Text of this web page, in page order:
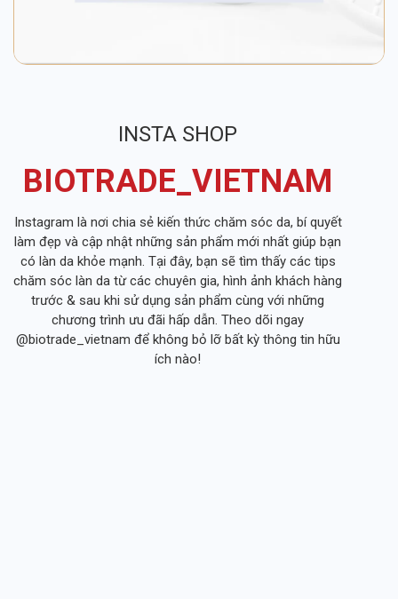
INSTA SHOP
BIOTRADE_VIETNAM
Instagram là nơi chia sẻ kiến thức chăm sóc da, bí quyết
làm đẹp và cập nhật những sản phẩm mới nhất giúp bạn
có làn da khỏe mạnh. Tại đây, bạn sẽ tìm thấy các tips
chăm sóc làn da từ các chuyên gia, hình ảnh khách hàng
trước & sau khi sử dụng sản phẩm cùng với những
chương trình ưu đãi hấp dẫn. Theo dõi ngay
@biotrade_vietnam để không bỏ lỡ bất kỳ thông tin hữu
ích nào!